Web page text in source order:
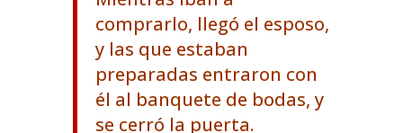
comprarlo, llegó el esposo,
y las que estaban
preparadas entraron con
él al banquete de bodas, y
se cerró la puerta.